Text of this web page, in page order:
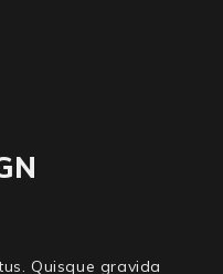
Quisque gravida